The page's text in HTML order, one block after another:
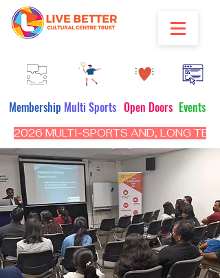
Multi Sports Open Doors Events
Membership
2026 MULTI-SPORTS AND, LONG